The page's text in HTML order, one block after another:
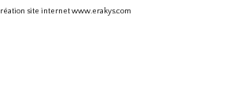
site internet www.erakys.com